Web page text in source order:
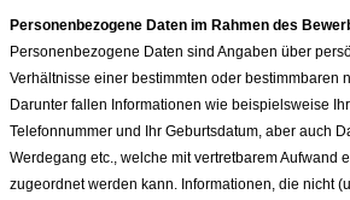
Personenbezogene Daten im Rahmen des
Personenbezogene Daten sind Angaben über
Verhältnisse einer bestimmten oder bestimmbaren
Darunter fallen Informationen wie beispielsweise
Telefonnummer und Ihr Geburtsdatum, aber auch
Werdegang etc., welche mit vertretbarem Aufwand
zugeordnet werden kann. Informationen, die nicht